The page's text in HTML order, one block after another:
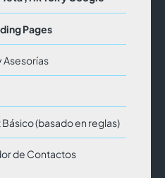
Pages
Asesorías
(basado en reglas)
de Contactos